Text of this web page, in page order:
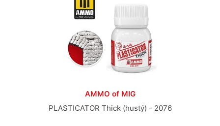
AMMO of MIG
PLASTICATOR Thick (hustý) - 2076